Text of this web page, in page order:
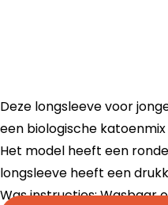
Deze longsleeve voor
een biologische
Het model heeft een
longsleeve heeft een
Was instructies: Wasbaar